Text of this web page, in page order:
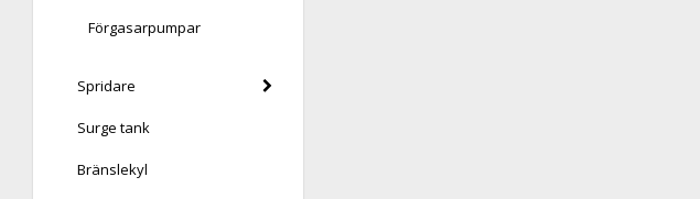
Förgasarpumpar
Spridare
Surge tank
Bränslekyl